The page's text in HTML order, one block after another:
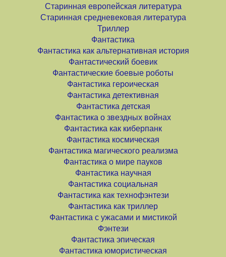
Старинная европейская литература
Старинная средневековая литература
Триллер
Фантастика
Фантастика как альтернативная история
Фантастический боевик
Фантастические боевые роботы
Фантастика героическая
Фантастика детективная
Фантастика детская
Фантастика о звездных войнах
Фантастика как киберпанк
Фантастика космическая
Фантастика магического реализма
Фантастика о мире пауков
Фантастика научная
Фантастика социальная
Фантастика как технофэнтези
Фантастика как триллер
Фантастика с ужасами и мистикой
Фэнтези
Фантастика эпическая
Фантастика юмористическая